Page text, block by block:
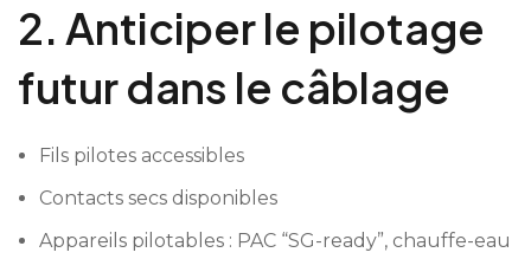
2. Anticiper le pilotage
futur dans le câblage
Fils pilotes accessibles
Contacts secs disponibles
Appareils pilotables : PAC “SG-ready”, chauffe-eau